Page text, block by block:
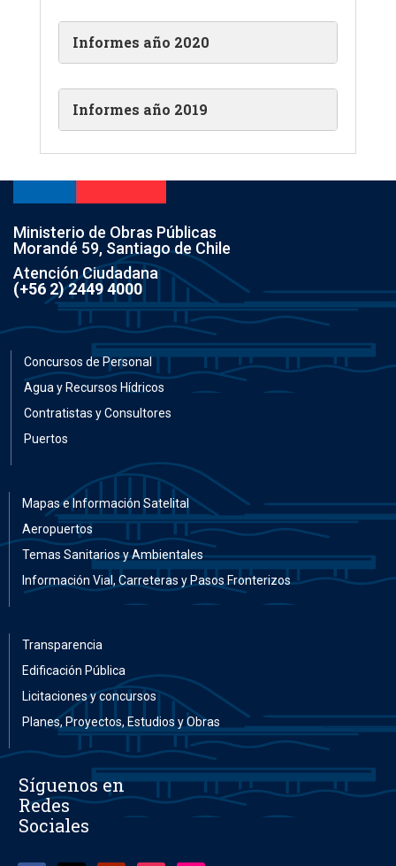
Informes año 2020
Informes año 2019
Ministerio de Obras Públicas
Morandé 59, Santiago de Chile
Atención Ciudadana
(+56 2) 2449 4000
Concursos de Personal
Agua y Recursos Hídricos
Contratistas y Consultores
Puertos
Mapas e Información Satelital
Aeropuertos
Temas Sanitarios y Ambientales
Información Vial, Carreteras y Pasos Fronterizos
Transparencia
Edificación Pública
Licitaciones y concursos
Planes, Proyectos, Estudios y Obras
Síguenos en
Redes
Sociales